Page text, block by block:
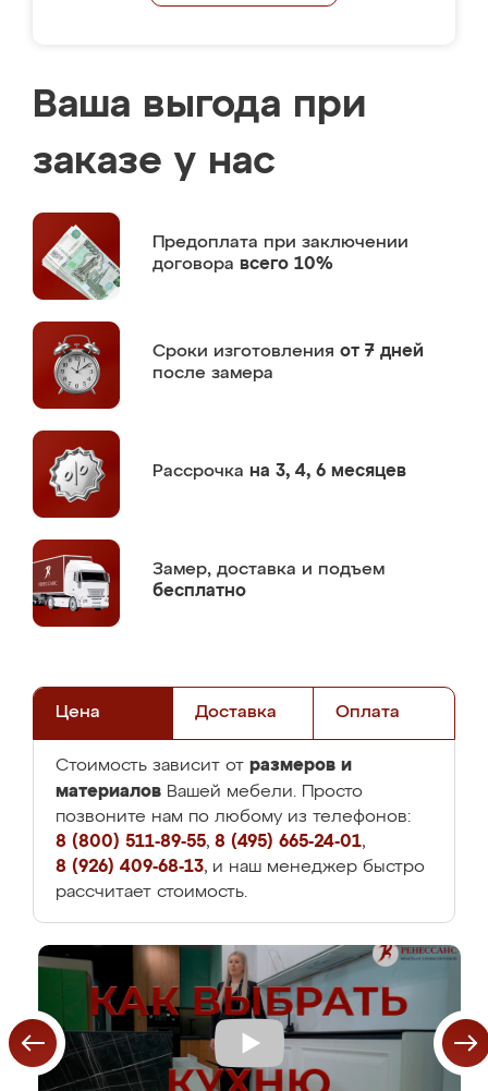
Ваша выгода при
заказе у нас
Предоплата при заключении
договора всего 10%
Сроки изготовления от 7 дней
после замера
Рассрочка на 3, 4, 6 месяцев
Замер, доставка и подъем
бесплатно
Цена Доставка Оплата
Стоимость зависит от размеров и
материалов Вашей мебели. Просто
позвоните нам по любому из телефонов:
8 (800) 511-89-55, 8 (495) 665-24-01,
8 (926) 409-68-13, и наш менеджер быстро
рассчитает стоимость.